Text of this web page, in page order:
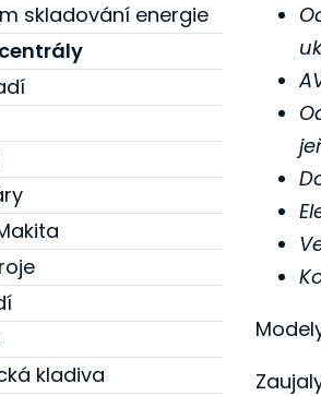
skladování energie
kladiva